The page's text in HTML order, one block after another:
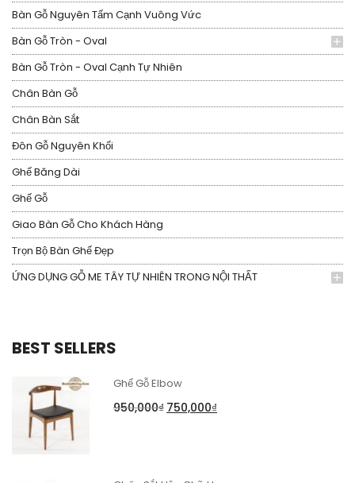
Bàn Gỗ Nguyên Tấm Cạnh Vuông Vức
Bàn Gỗ Tròn - Oval
Bàn Gỗ Tròn - Oval Cạnh Tự Nhiên
Chân Bàn Gỗ
Chân Bàn Sắt
Đôn Gỗ Nguyên Khối
Ghế Băng Dài
Ghế Gỗ
Giao Bàn Gỗ Cho Khách Hàng
Trọn Bộ Bàn Ghế Đẹp
ỨNG DỤNG GỖ ME TÂY TỰ NHIÊN TRONG NỘI THẤT
BEST SELLERS
Ghế Gỗ Elbow
950,000₫ 750,000₫